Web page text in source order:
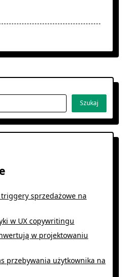
Szukaj
sprzedażowe na
w UX copywritingu
w projektowaniu
przebywania użytkownika na